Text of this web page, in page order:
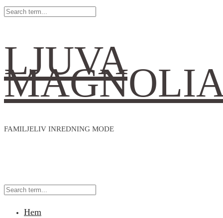
LJUVA
FAMILJELIV INREDNING MODE
Hem